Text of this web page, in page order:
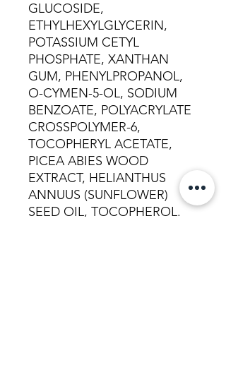
GLUCOSIDE,
ETHYLHEXYLGLYCERIN,
POTASSIUM CETYL
PHOSPHATE, XANTHAN
GUM, PHENYLPROPANOL,
O-CYMEN-5-OL, SODIUM
BENZOATE, POLYACRYLATE
CROSSPOLYMER-6,
TOCOPHERYL ACETATE,
PICEA ABIES WOOD
EXTRACT, HELIANTHUS
ANNUUS (SUNFLOWER)
SEED OIL, TOCOPHEROL.